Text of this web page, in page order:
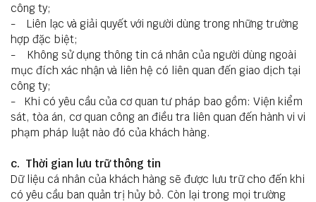
công ty;
- Liên lạc và giải quyết với người dùng trong những trường
hợp đặc biệt;
- Không sử dụng thông tin cá nhân của người dùng ngoài
mục đích xác nhận và liên hệ có liên quan đến giao dịch tại
công ty;
- Khi có yêu cầu của cơ quan tư pháp bao gồm: Viện kiểm
sát, tòa án, cơ quan công an điều tra liên quan đến hành vi vi
phạm pháp luật nào đó của khách hàng.
c. Thời gian lưu trữ thông tin
Dữ liệu cá nhân của khách hàng sẽ được lưu trữ cho đến khi
có yêu cầu ban quản trị hủy bỏ. Còn lại trong mọi trường